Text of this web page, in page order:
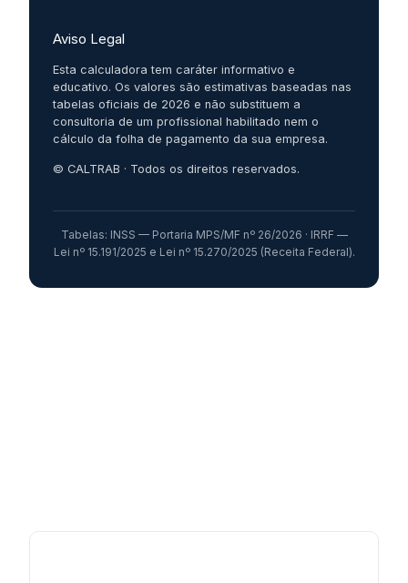
Aviso Legal
Esta calculadora tem caráter informativo e
educativo. Os valores são estimativas baseadas nas
tabelas oficiais de 2026 e não substituem a
consultoria de um profissional habilitado nem o
cálculo da folha de pagamento da sua empresa.
© CALTRAB · Todos os direitos reservados.
Tabelas: INSS — Portaria MPS/MF nº 26/2026 · IRRF —
Lei nº 15.191/2025 e Lei nº 15.270/2025 (Receita Federal).